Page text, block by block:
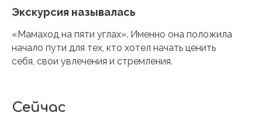
Экскурсия называлась
«Мамаход на пяти углах». Именно она положила
начало пути для тех, кто хотел начать ценить
себя, свои увлечения и стремления.
Сейчас